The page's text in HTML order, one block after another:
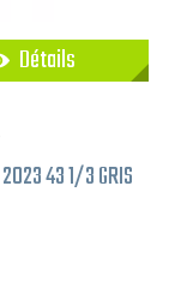
Détails
2023 43 1/3 GRIS